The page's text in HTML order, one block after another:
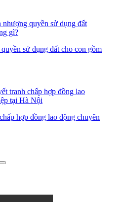
sử dụng đất cho con gồm
hợp đồng lao động chuyên